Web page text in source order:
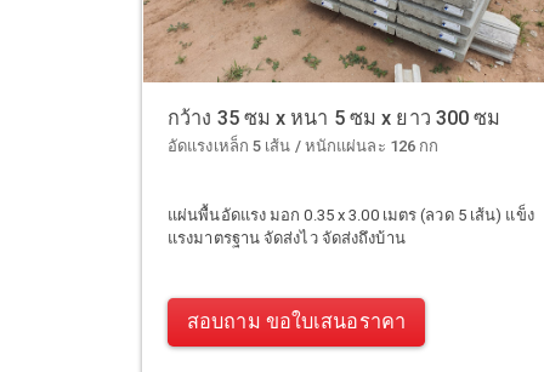
กว้าง 35 ซม x หนา 5 ซม x ยาว 300 ซม
อัดแรงเหล็ก 5 เส้น / หนักแผ่นละ 126 กก
แผ่นพื้นอัดแรง มอก 0.35 x 3.00 เมตร (ลวด 5 เส้น) แข็ง
แรงมาตรฐาน จัดส่งไว จัดส่งถึงบ้าน
สอบถาม ขอใบเสนอราคา